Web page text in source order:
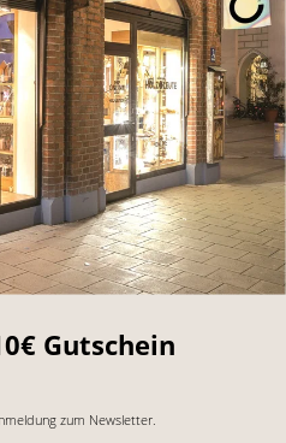
Gutschein
zum Newsletter.